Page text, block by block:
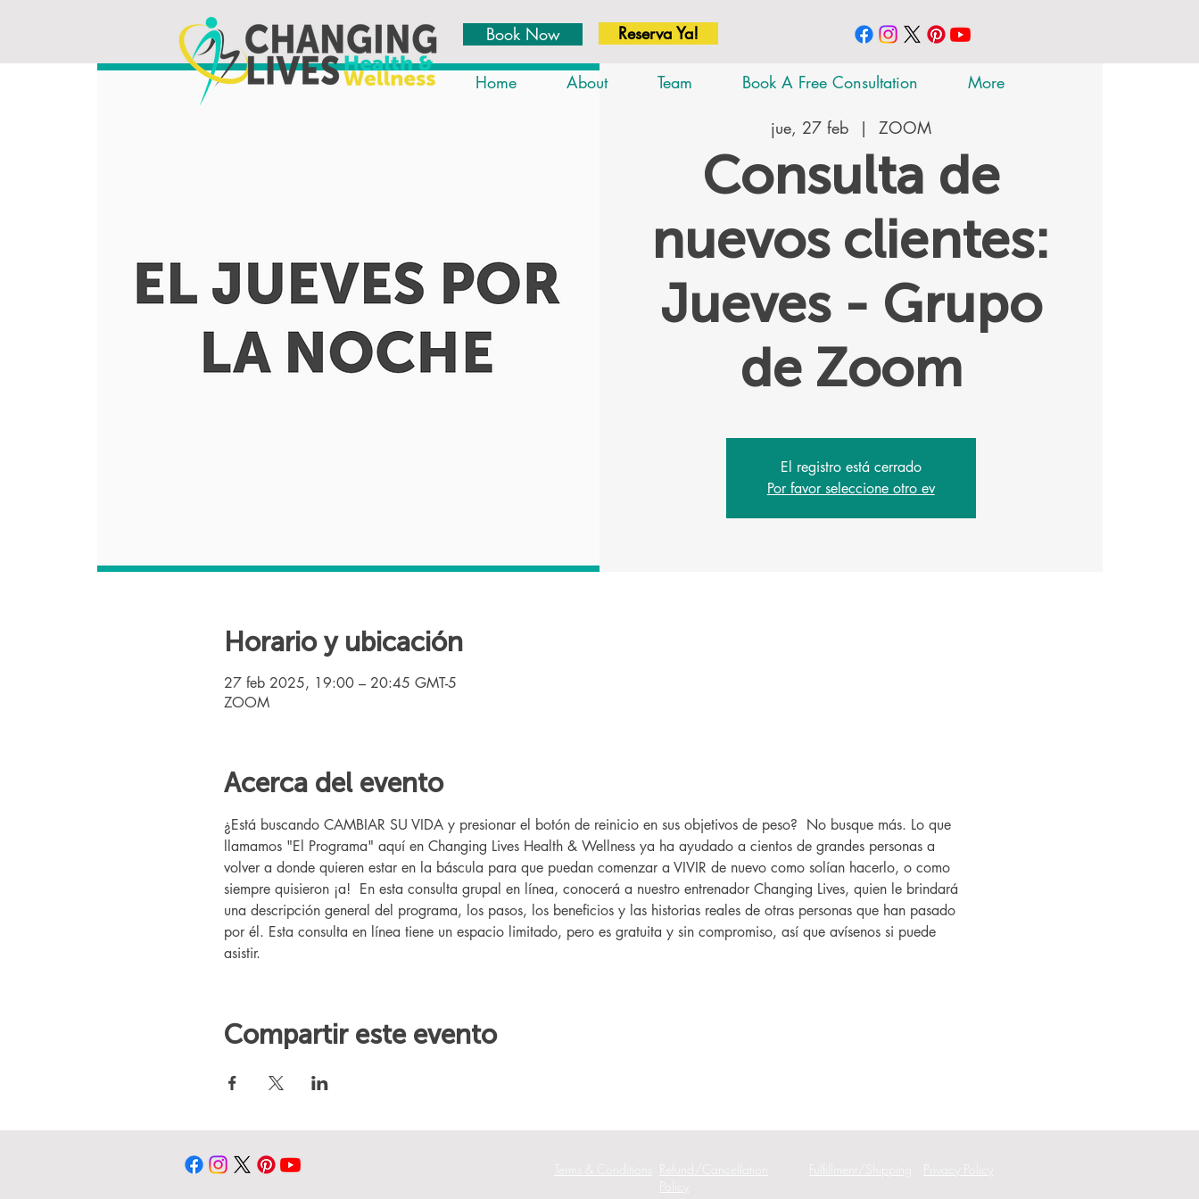
Book Now Reserva Ya!
Home About Team Book A Free Consultation More
jue, 27 feb
  |
ZOOM
Consulta de
nuevos clientes:
Jueves - Grupo
de Zoom
El registro está cerrado
Por favor seleccione otro ev
Horario y ubicación
27 feb 2025, 19:00 – 20:45 GMT-5
ZOOM
Acerca del evento
¿Está buscando CAMBIAR SU VIDA y presionar el botón de reinicio en sus objetivos de peso?  No busque más. Lo que
llamamos "El Programa" aquí en Changing Lives Health & Wellness ya ha ayudado a cientos de grandes personas a
volver a donde quieren estar en la báscula para que puedan comenzar a VIVIR de nuevo como solían hacerlo, o como
siempre quisieron ¡a!  En esta consulta grupal en línea, conocerá a nuestro entrenador Changing Lives, quien le brindará
una descripción general del programa, los pasos, los beneficios y las historias reales de otras personas que han pasado
por él. Esta consulta en línea tiene un espacio limitado, pero es gratuita y sin compromiso, así que avísenos si puede
asistir.
Compartir este evento